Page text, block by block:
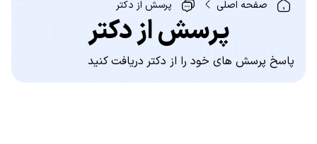
صفحه اصلی پرسش از دکتر
پرسش از دکتر
پاسخ پرسش های خود را از دکتر دریافت کنید